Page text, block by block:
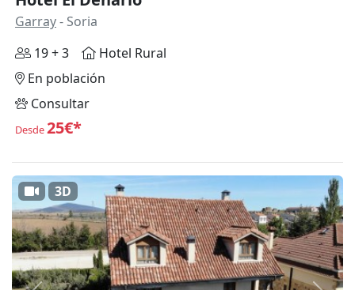
Garray- Soria
19 + 3
Hotel Rural
En población
Consultar
Desde25€*
3D